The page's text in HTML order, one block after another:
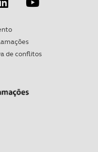
de conflitos